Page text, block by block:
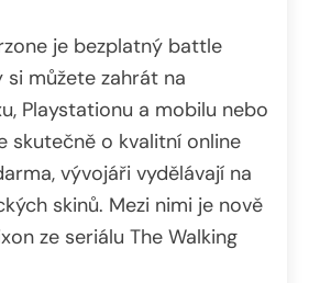
je bezplatný battle
můžete zahrát na
Playstationu a mobilu nebo
skutečně o kvalitní online
vývojáři vydělávají na
skinů. Mezi nimi je nově
ze seriálu The Walking